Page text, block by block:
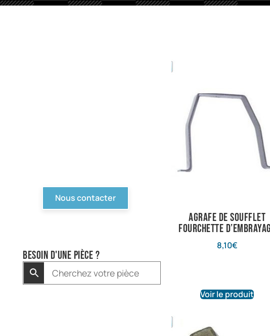
Nous contacter
Besoin d'une pièce ?
Agrafe de soufflet
fourchette
8,10€
Voir le produit